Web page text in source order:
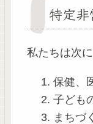
特定
私たちは次
保健、
子ども
まちづ